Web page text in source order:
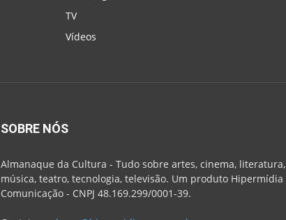
TV
Vídeos
SOBRE NÓS
Almanaque da Cultura - Tudo sobre artes, cinema, literatura,
música, teatro, tecnologia, televisão. Um produto Hipermídia
Comunicação - CNPJ 48.169.299/0001-39.